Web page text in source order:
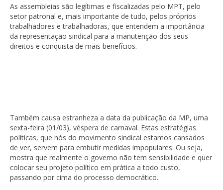
As assembleias são legítimas e fiscalizadas pelo MPT, pelo
setor patronal e, mais importante de tudo, pelos próprios
trabalhadores e trabalhadoras, que entendem a importância
da representação sindical para a manutenção dos seus
direitos e conquista de mais benefícios.
Também causa estranheza a data da publicação da MP, uma
sexta-feira (01/03), véspera de carnaval. Estas estratégias
políticas, que nós do movimento sindical estamos cansados
de ver, servem para embutir medidas impopulares. Ou seja,
mostra que realmente o governo não tem sensibilidade e quer
colocar seu projeto político em prática a todo custo,
passando por cima do processo democrático.